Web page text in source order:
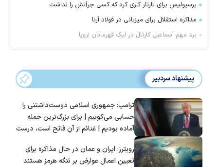
پرسپولیس برای تارتار کاری کرد که کسی جرأتش را نداشت
مذاکره استقلال برای میزبانی در فولاد آرنا
برد مهم اسماعیل کارتال در لیگ قهرمانان اروپا
پیشنهاد سردبیر
ترامپ: جمهوری اسلامی دوست‌داشتنی را
حسابی می‌کوبیم | برای بزرگ‌ترین حمله
آماده بودیم | غنائم از آنِ فاتح است، درست
رویترز: ایران و عمان در حال مذاکره برای
تعیین اعمال عوارض بر تنگه هرمز هستند